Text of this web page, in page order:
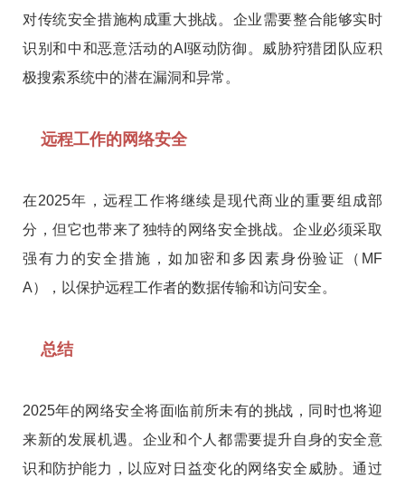
对传统安全措施构成重大挑战。企业需要整合能够实时
识别和中和恶意活动的AI驱动防御。威胁狩猎团队应积
极搜索系统中的潜在漏洞和异常。
远程工作的网络安全
在2025年，远程工作将继续是现代商业的重要组成部
分，但它也带来了独特的网络安全挑战。企业必须采取
强有力的安全措施，如加密和多因素身份验证（MF
A），以保护远程工作者的数据传输和访问安全。
总结
2025年的网络安全将面临前所未有的挑战，同时也将迎
来新的发展机遇。企业和个人都需要提升自身的安全意
识和防护能力，以应对日益变化的网络安全威胁。通过